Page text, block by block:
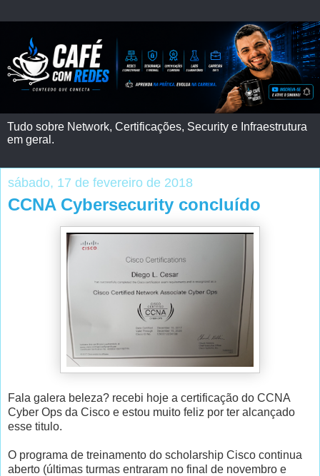
Tudo sobre Network, Certificações, Security e Infraestrutura
em geral.
sábado, 17 de fevereiro de 2018
CCNA Cybersecurity concluído
Fala galera beleza? recebi hoje a certificação do CCNA
Cyber Ops da Cisco e estou muito feliz por ter alcançado
esse titulo.
O programa de treinamento do scholarship Cisco continua
aberto (últimas turmas entraram no final de novembro e